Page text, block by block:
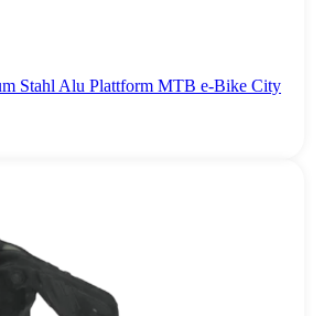
Stahl Alu Plattform MTB e-Bike City